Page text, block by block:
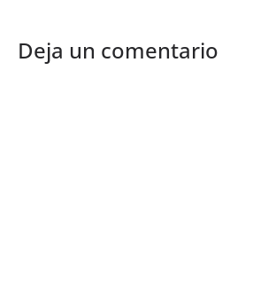
Deja un comentario